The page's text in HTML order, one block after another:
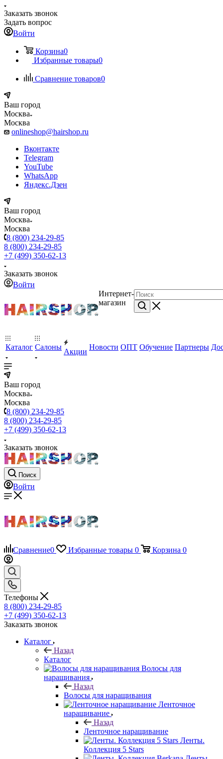
Заказать звонок
Задать вопрос
Войти
Корзина0
Избранные товары0
Сравнение товаров0
Ваш город
Москва
Москва
onlineshop@hairshop.ru
Вконтакте
Telegram
YouTube
WhatsApp
Яндекс.Дзен
Ваш город
Москва
Москва
8 (800) 234-29-85
8 (800) 234-29-85
+7 (499) 350-62-13
Заказать звонок
Войти
Интернет-
магазин
Каталог Салоны
Акции
Новости ОПТ Обучение Партнеры
Ваш город
Москва
Москва
8 (800) 234-29-85
8 (800) 234-29-85
+7 (499) 350-62-13
Заказать звонок
Поиск
Войти
Сравнение0 Избранные товары 0 Корзина 0
Телефоны
8 (800) 234-29-85
+7 (499) 350-62-13
Заказать звонок
Каталог
Назад
Каталог
Волосы для
наращивания
Назад
Волосы для наращивания
Ленточное
наращивание
Назад
Ленточное наращивание
Ленты.
Коллекция 5 Stars